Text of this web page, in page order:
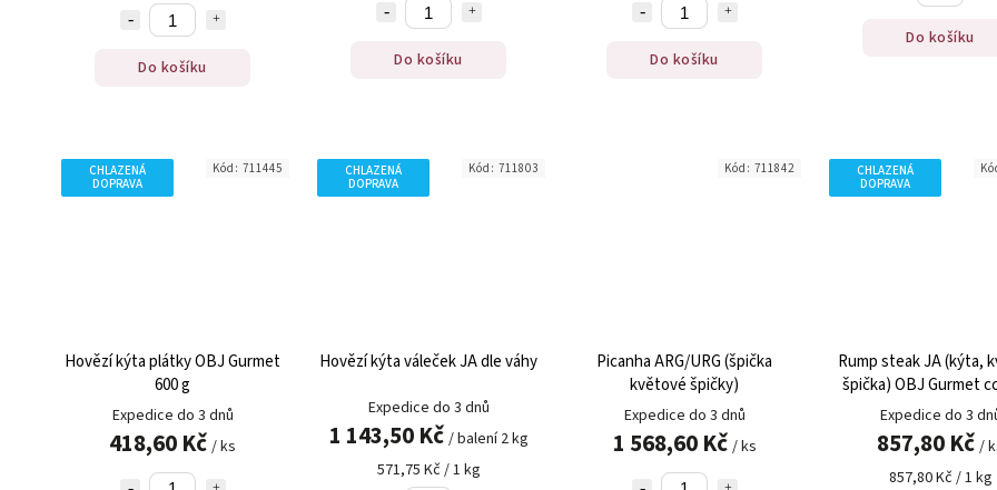
Do košíku Do košíku Do košíku
Do košíku
CHLAZENÁ
DOPRAVA
Hovězí kýta plátky OBJ Gurmet
600 g
Expedice do 3 dnů
418,60 Kč / ks
Kód: 711445
CHLAZENÁ
DOPRAVA
Hovězí kýta váleček JA dle váhy
Expedice do 3 dnů
1 143,50 Kč / balení 2 kg
571,75 Kč / 1 kg
Kód: 711803
Picanha ARG/URG (špička
květové špičky)
Expedice do 3 dnů
1 568,60 Kč / ks
Kód: 711842
CHLAZENÁ
DOPRAVA
Rump steak JA (kýta,
špička) OBJ Gurmet
Expedice do 3
857,80 Kč /
857,80 Kč / 1 kg